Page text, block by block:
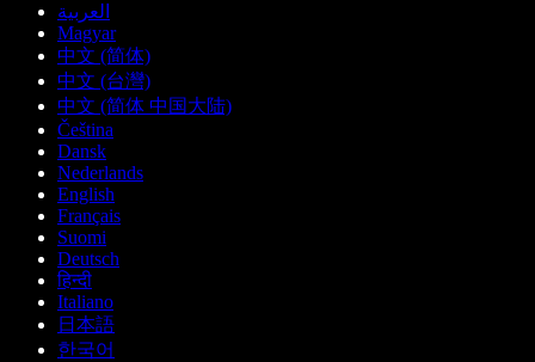
العربية
Magyar
中文 (简体)
中文 (台灣)
中文 (简体 中国大陆)
Čeština
Dansk
Nederlands
English
Français
Suomi
Deutsch
हिन्दी
Italiano
日本語
한국어